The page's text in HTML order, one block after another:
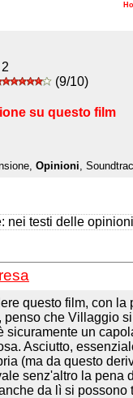
2
(9/10)
su questo film
Opinioni ,
nei testi delle
questo film, con
penso che Villaggio
sicuramente un
Asciutto,
(ma da questo
senz'altro la pena
da lì si